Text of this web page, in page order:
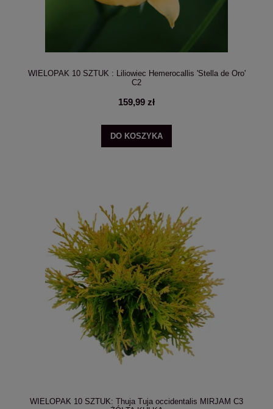
WIELOPAK 10 SZTUK : Liliowiec Hemerocallis 'Stella de Oro'
C2
159,99 zł
DO KOSZYKA
WIELOPAK 10 SZTUK: Thuja Tuja occidentalis MIRJAM C3